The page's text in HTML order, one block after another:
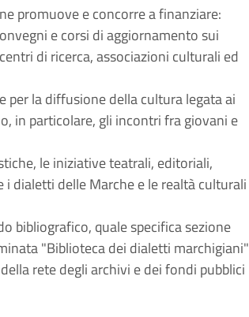
promuove e concorre a finanziare:
e corsi di aggiornamento sui
di ricerca, associazioni culturali ed
per la diffusione della cultura legata ai
in particolare, gli incontri fra giovani e
le iniziative teatrali, editoriali,
dialetti delle Marche e le realtà culturali
bibliografico, quale specifica sezione
"Biblioteca dei dialetti marchigiani"
rete degli archivi e dei fondi pubblici